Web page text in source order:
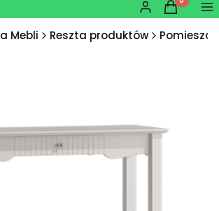
Zaloguj się
Produkty
Koszyk
Mebli Reszta produktów